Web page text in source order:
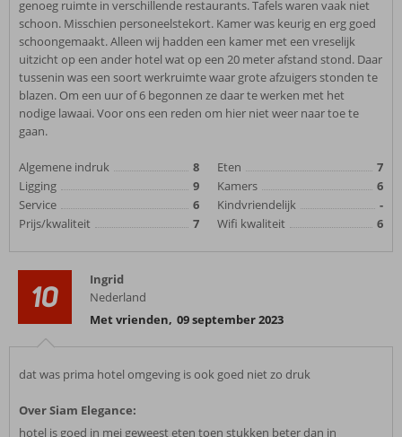
genoeg ruimte in verschillende restaurants. Tafels waren vaak niet
schoon. Misschien personeelstekort. Kamer was keurig en erg goed
schoongemaakt. Alleen wij hadden een kamer met een vreselijk
uitzicht op een ander hotel wat op een 20 meter afstand stond. Daar
tussenin was een soort werkruimte waar grote afzuigers stonden te
blazen. Om een uur of 6 begonnen ze daar te werken met het
nodige lawaai. Voor ons een reden om hier niet weer naar toe te
gaan.
Algemene indruk
8
Ligging
9
Service
6
Prijs/kwaliteit
7
Eten
7
Kamers
6
Kindvriendelijk
-
Wifi kwaliteit
6
10
Ingrid
Nederland
Met vrienden, 09 september 2023
dat was prima hotel omgeving is ook goed niet zo druk
Over Siam Elegance:
hotel is goed in mei geweest eten toen stukken beter dan in